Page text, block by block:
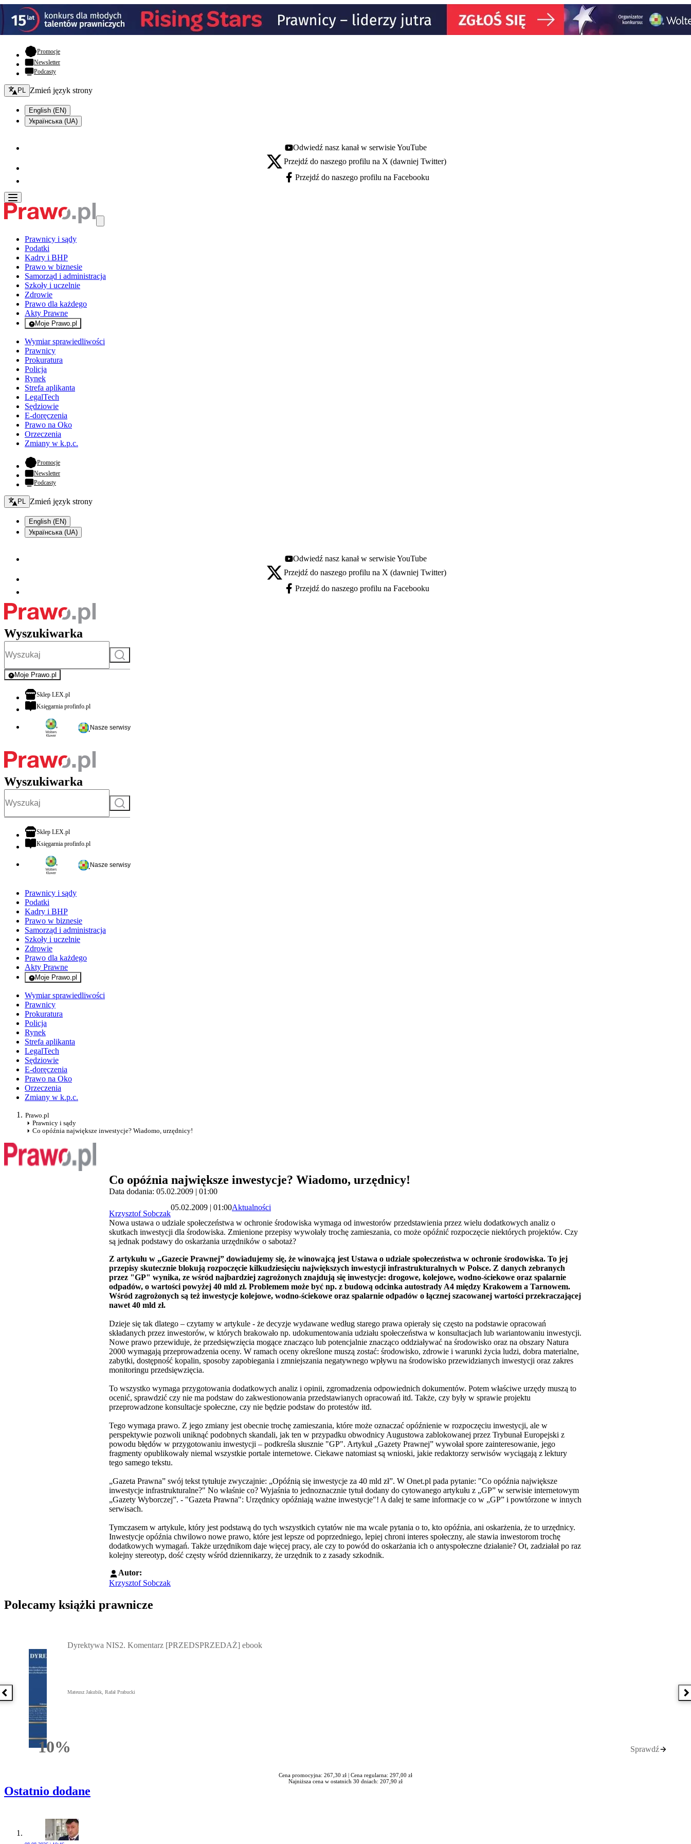
Promocje- otwiera się w nowej karcie
Newsletter
Podcasty
Zmień język - bieżący:
PL Zmień język strony
English (EN)
Українська (UA)
Youtube - otwiera się w nowej karcie
Odwiedź nasz kanał w serwisie YouTube
X - otwiera się w nowej karcie
Przejdź do naszego profilu na X (dawniej Twitter)
Facebook - otwiera się w nowej karcie
Przejdź do naszego profilu na Facebooku
Prawnicy i sądy
Podatki
Kadry i BHP
Prawo w biznesie
Samorząd i administracja
Szkoły i uczelnie
Zdrowie
Prawo dla każdego
Akty Prawne
Moje Prawo.pl
- rejestracja i logowanie do serwisu
Wymiar sprawiedliwości
Prawnicy
Prokuratura
Policja
Rynek
Strefa aplikanta
LegalTech
Sędziowie
E-doręczenia
Prawo na Oko
Orzeczenia
Zmiany w k.p.c.
Promocje- otwiera się w nowej karcie
Newsletter
Podcasty
Zmień język - bieżący:
PL Zmień język strony
English (EN)
Українська (UA)
Youtube - otwiera się w nowej karcie
Odwiedź nasz kanał w serwisie YouTube
X - otwiera się w nowej karcie
Przejdź do naszego profilu na X (dawniej Twitter)
Facebook - otwiera się w nowej karcie
Przejdź do naszego profilu na Facebooku
Wyszukiwarka
Szukaj
Moje Prawo.pl
- rejestracja i logowanie do serwisu
Sklep LEX.plotwiera się w nowej karcie
Księgarnia profinfo.plotwiera się w nowej karcie
Nasze serwisy
Wyszukiwarka
Szukaj
Sklep LEX.plotwiera się w nowej karcie
Księgarnia profinfo.plotwiera się w nowej karcie
Nasze serwisy
Prawnicy i sądy
Podatki
Kadry i BHP
Prawo w biznesie
Samorząd i administracja
Szkoły i uczelnie
Zdrowie
Prawo dla każdego
Akty Prawne
Moje Prawo.pl
- rejestracja i logowanie do serwisu
Wymiar sprawiedliwości
Prawnicy
Prokuratura
Policja
Rynek
Strefa aplikanta
LegalTech
Sędziowie
E-doręczenia
Prawo na Oko
Orzeczenia
Zmiany w k.p.c.
Prawo.pl
Prawnicy i sądy
Co opóźnia największe inwestycje? Wiadomo, urzędnicy!
Co opóźnia największe inwestycje? Wiadomo, urzędnicy!
Data dodania: 05.02.2009 | 01:00
Krzysztof Sobczak
05.02.2009 | 01:00Aktualności
Nowa ustawa o udziale społeczeństwa w ochronie środowiska wymaga od inwestorów przedstawienia przez wielu dodatkowych analiz o
skutkach inwestycji dla środowiska. Zmienione przepisy wywołały trochę zamieszania, co może opóźnić rozpoczęcie niektórych projektów. Czy
są jednak podstawy do oskarżania urzędników o sabotaż?
Z artykułu w „Gazecie Prawnej” dowiadujemy się, że winowajcą jest Ustawa o udziale społeczeństwa w ochronie środowiska. To jej
przepisy skutecznie blokują rozpoczęcie kilkudziesięciu największych inwestycji infrastrukturalnych w Polsce. Z danych zebranych
przez "GP" wynika, ze wśród najbardziej zagrożonych znajdują się inwestycje: drogowe, kolejowe, wodno-ściekowe oraz spalarnie
odpadów, o wartości powyżej 40 mld zł. Problemem może być np. z budową odcinka autostrady A4 między Krakowem a Tarnowem.
Wśród zagrożonych są też inwestycje kolejowe, wodno-ściekowe oraz spalarnie odpadów o łącznej szacowanej wartości przekraczającej
nawet 40 mld zł.
Dzieje się tak dlatego – czytamy w artykule - że decyzje wydawane według starego prawa opierały się często na podstawie opracowań
składanych przez inwestorów, w których brakowało np. udokumentowania udziału społeczeństwa w konsultacjach lub wariantowaniu inwestycji.
Nowe prawo przewiduje, że przedsięwzięcia mogące znacząco lub potencjalnie znacząco oddziaływać na środowisko oraz na obszary Natura
2000 wymagają przeprowadzenia oceny. W ramach oceny określone muszą zostać: środowisko, zdrowie i warunki życia ludzi, dobra materialne,
zabytki, dostępność kopalin, sposoby zapobiegania i zmniejszania negatywnego wpływu na środowisko przewidzianych inwestycji oraz zakres
monitoringu przedsięwzięcia.
To wszystko wymaga przygotowania dodatkowych analiz i opinii, zgromadzenia odpowiednich dokumentów. Potem właściwe urzędy muszą to
ocenić, sprawdzić czy nie ma podstaw do zakwestionowania przedstawianych opracowań itd. Także, czy były w sprawie projektu
przeprowadzone konsultacje społeczne, czy nie będzie podstaw do protestów itd.
Tego wymaga prawo. Z jego zmiany jest obecnie trochę zamieszania, które może oznaczać opóźnienie w rozpoczęciu inwestycji, ale w
perspektywie pozwoli uniknąć podobnych skandali, jak ten w przypadku obwodnicy Augustowa zablokowanej przez Trybunał Europejski z
powodu błędów w przygotowaniu inwestycji – podkreśla słusznie "GP". Artykuł „Gazety Prawnej” wywołał spore zainteresowanie, jego
fragmenty opublikowały niemal wszystkie portale internetowe. Ciekawe natomiast są wnioski, jakie redaktorzy serwisów wyciągają z lektury
tego samego tekstu.
„Gazeta Prawna” swój tekst tytułuje zwyczajnie: „Opóźnią się inwestycje za 40 mld zł”. W Onet.pl pada pytanie: "Co opóźnia największe
inwestycje infrastrukturalne?" No właśnie co? Wyjaśnia to jednoznacznie tytuł dodany do cytowanego artykułu z „GP” w serwisie internetowym
„Gazety Wyborczej”. - "Gazeta Prawna": Urzędnicy opóźniają ważne inwestycje"! A dalej te same informacje co w „GP” i powtórzone w innych
serwisach.
Tymczasem w artykule, który jest podstawą do tych wszystkich cytatów nie ma wcale pytania o to, kto opóźnia, ani oskarżenia, że to urzędnicy.
Inwestycje opóźnia chwilowo nowe prawo, które jest lepsze od poprzedniego, lepiej chroni interes społeczny, ale stawia inwestorom trochę
dodatkowych wymagań. Także urzędnikom daje więcej pracy, ale czy to powód do oskarżania ich o antyspołeczne działanie? Ot, zadziałał po raz
kolejny stereotyp, dość częsty wśród dziennikarzy, że urzędnik to z zasady szkodnik.
Autor:
Krzysztof Sobczak
Polecamy książki prawnicze
Poprzednia książka
10%Rabatu
Dyrektywa NIS2. Komentarz [PRZEDSPRZEDAŻ] ebook
Mateusz Jakubik, Rafał Prabucki
Sprawdź
Cena promocyjna: 267,30 zł | Cena regularna: 297,00 zł
Najniższa cena w ostatnich 30 dniach: 207,90 zł
Ostatnio dodane